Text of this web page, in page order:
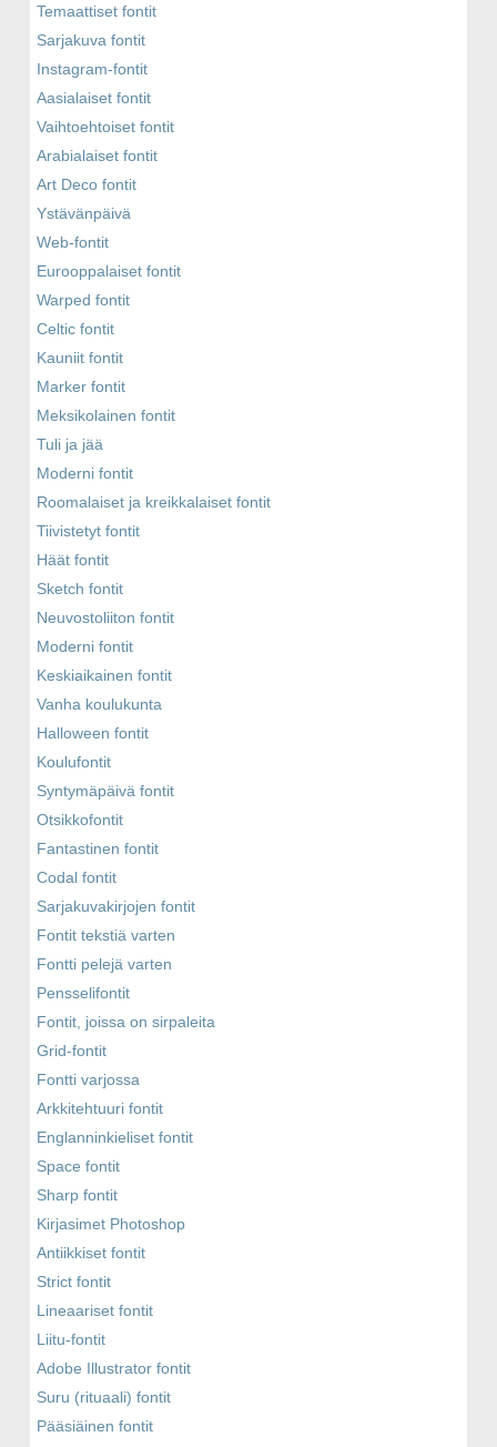
Temaattiset fontit
Sarjakuva fontit
Instagram-fontit
Aasialaiset fontit
Vaihtoehtoiset fontit
Arabialaiset fontit
Art Deco fontit
Ystävänpäivä
Web-fontit
Eurooppalaiset fontit
Warped fontit
Celtic fontit
Kauniit fontit
Marker fontit
Meksikolainen fontit
Tuli ja jää
Moderni fontit
Roomalaiset ja kreikkalaiset fontit
Tiivistetyt fontit
Häät fontit
Sketch fontit
Neuvostoliiton fontit
Moderni fontit
Keskiaikainen fontit
Vanha koulukunta
Halloween fontit
Koulufontit
Syntymäpäivä fontit
Otsikkofontit
Fantastinen fontit
Codal fontit
Sarjakuvakirjojen fontit
Fontit tekstiä varten
Fontti pelejä varten
Pensselifontit
Fontit, joissa on sirpaleita
Grid-fontit
Fontti varjossa
Arkkitehtuuri fontit
Englanninkieliset fontit
Space fontit
Sharp fontit
Kirjasimet Photoshop
Antiikkiset fontit
Strict fontit
Lineaariset fontit
Liitu-fontit
Adobe Illustrator fontit
Suru (rituaali) fontit
Pääsiäinen fontit